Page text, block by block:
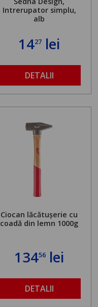
Intrerupator simplu,
alb
1427 lei
DETALII
Ciocan lăcătușerie cu
coadă din lemn 1000g
13456 lei
DETALII